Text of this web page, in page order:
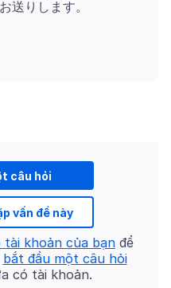
câu hỏi
vấn đề này
tài khoản của bạnđể
bắt đầu một câu hỏi
có tài khoản.